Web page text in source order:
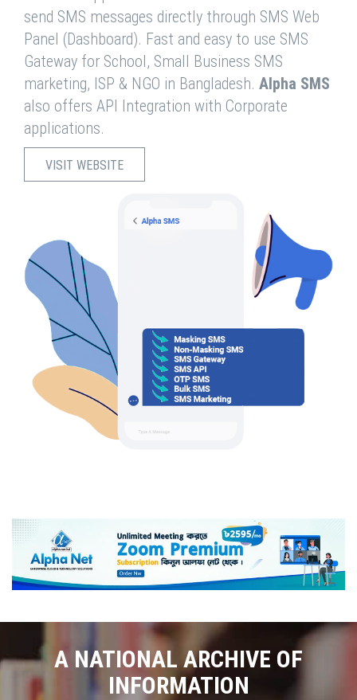
send SMS messages directly through SMS Web
Panel (Dashboard). Fast and easy to use SMS
Gateway for School, Small Business SMS
marketing, ISP & NGO in Bangladesh. Alpha SMS
also offers API Integration with Corporate
applications.
VISIT WEBSITE
A NATIONAL ARCHIVE OF
INFORMATION